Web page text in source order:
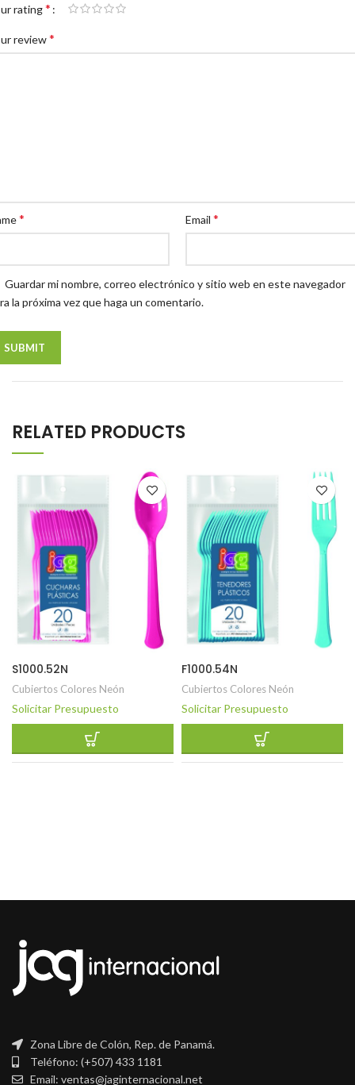
rating*
review*
* Email *
Guardar mi nombre, correo electrónico y sitio web en este navegador
la próxima vez que haga un comentario.
RELATED PRODUCTS
S1000.52N
Cubiertos Colores Neón
Solicitar Presupuesto
F1000.54N
Cubiertos Colores Neón
Solicitar Presupuesto
Zona Libre de Colón, Rep. de Panamá.
Teléfono: (+507) 433 1181
Email: ventas@jaginternacional.net